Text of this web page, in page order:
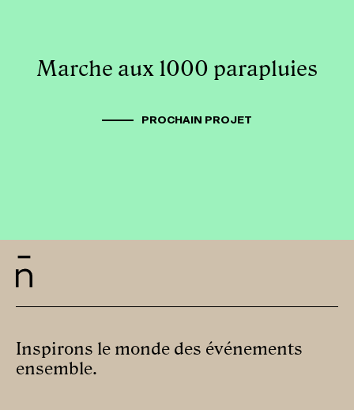
Marche aux 1000 parapluies
PROCHAIN PROJET
Inspirons le monde des événements
ensemble.